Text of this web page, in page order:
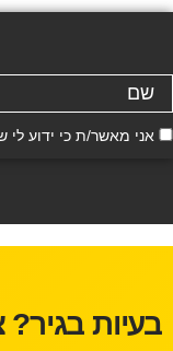
אני מאשר/ת כי ידוע לי
בעיות